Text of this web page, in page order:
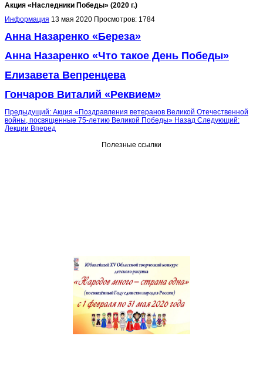
Акция «Наследники Победы» (2020 г.)
Информация 13 мая 2020 Просмотров: 1784
Анна Назаренко «Береза»
Анна Назаренко «Что такое День Победы»
Елизавета Вепренцева
Гончаров Виталий «Реквием»
Предыдущий: Акция «Поздравления ветеранов Великой Отечественной
войны, посвященные 75-летию Великой Победы» Назад Следующий:
Лекции Вперед
Полезные ссылки